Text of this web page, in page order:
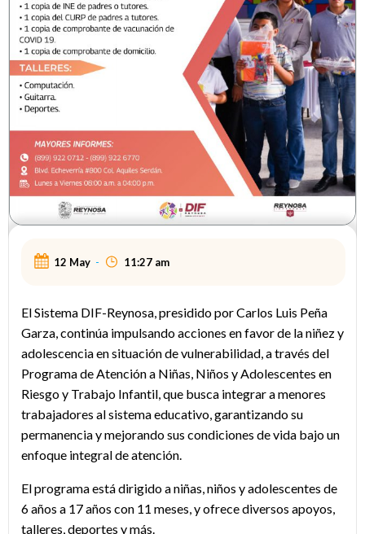
12 May - 11:27 am
El Sistema DIF-Reynosa, presidido por Carlos Luis Peña
Garza, continúa impulsando acciones en favor de la niñez y
adolescencia en situación de vulnerabilidad, a través del
Programa de Atención a Niñas, Niños y Adolescentes en
Riesgo y Trabajo Infantil, que busca integrar a menores
trabajadores al sistema educativo, garantizando su
permanencia y mejorando sus condiciones de vida bajo un
enfoque integral de atención.
El programa está dirigido a niñas, niños y adolescentes de
6 años a 17 años con 11 meses, y ofrece diversos apoyos,
talleres, deportes y más.